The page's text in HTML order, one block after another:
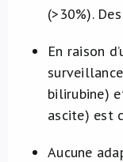
(>30%).
En raison
bilirubine)
ascite) est
Aucune